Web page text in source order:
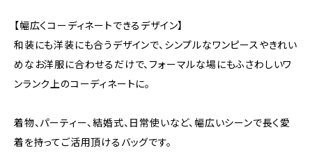
【幅広くコーディネートできるデザイン】
和装にも洋装にも合うデザインで、シンプルなワンピースやきれい
めなお洋服に合わせるだけで、フォーマルな場にもふさわしいワ
ンランク上のコーディネートに。
着物、パーティー、結婚式、日常使いなど、幅広いシーンで長く愛
着を持ってご活用頂けるバッグです。